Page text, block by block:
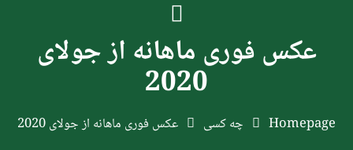
عکس فوری ماهانه از جولای
2020
Homepage چه کسی عکس فوری ماهانه از جولای 2020